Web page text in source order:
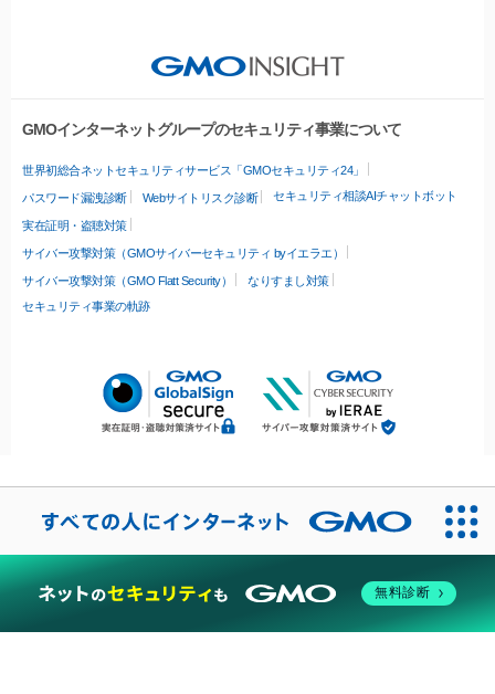
GMOインターネットグループのセキュリティ事業について
世界初総合ネットセキュリティサービス「GMOセキュリティ24」
パスワード漏洩診断 Webサイトリスク診断 セキュリティ相談AIチャットボット
実在証明・盗聴対策
サイバー攻撃対策（GMOサイバーセキュリティ byイエラエ）
サイバー攻撃対策（GMO Flatt Security）
なりすまし対策
セキュリティ事業の軌跡
無料診断